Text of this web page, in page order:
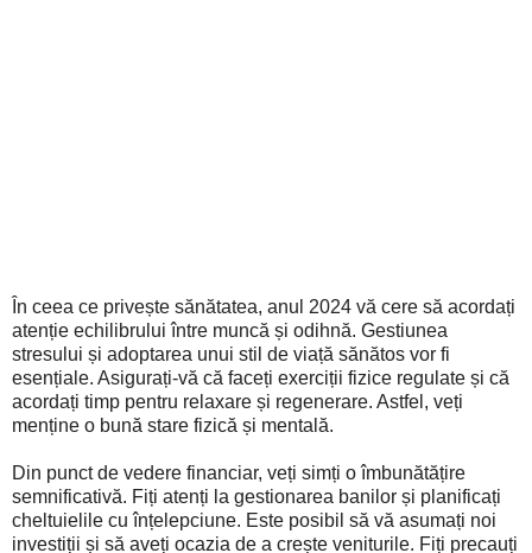
În ceea ce privește sănătatea, anul 2024 vă cere să acordați
atenție echilibrului între muncă și odihnă. Gestiunea
stresului și adoptarea unui stil de viață sănătos vor fi
esențiale. Asigurați-vă că faceți exerciții fizice regulate și că
acordați timp pentru relaxare și regenerare. Astfel, veți
menține o bună stare fizică și mentală.
Din punct de vedere financiar, veți simți o îmbunătățire
semnificativă. Fiți atenți la gestionarea banilor și planificați
cheltuielile cu înțelepciune. Este posibil să vă asumați noi
investiții și să aveți ocazia de a crește veniturile. Fiți precauți